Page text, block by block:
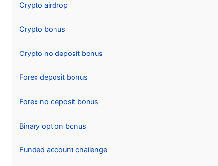
Crypto airdrop
Crypto bonus
Crypto no deposit bonus
Forex deposit bonus
Forex no deposit bonus
Binary option bonus
Funded account challenge